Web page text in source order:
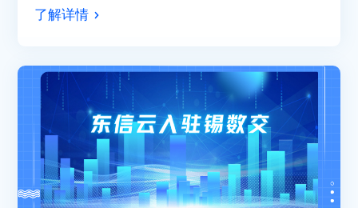
了解详情